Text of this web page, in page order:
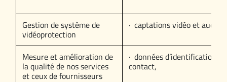
Gestion de système de
vidéoprotection
· captations vidéo et audio
Mesure et amélioration de
la qualité de nos services
et ceux de fournisseurs
· données d’identification
contact,